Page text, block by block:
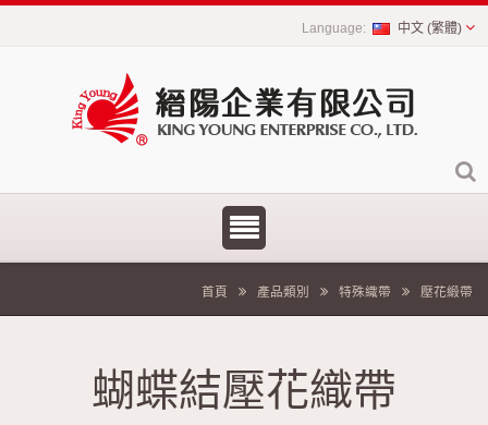
中文 (繁體)
首頁 產品類別 特殊織帶 壓花緞帶
蝴蝶結壓花織帶